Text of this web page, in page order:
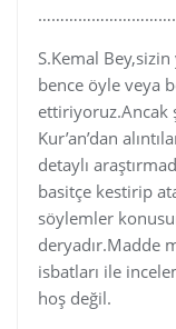
S.Kemal
bence öyle veya
ettiriyoruz.Ancak
Kur’an’dan
detaylı
basitçe kestirip
söylemler
deryadır.Madde
isbatları ile
hoş değil.